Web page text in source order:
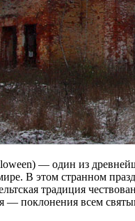
— один из
В этом странном
традиция
— поклонения всем